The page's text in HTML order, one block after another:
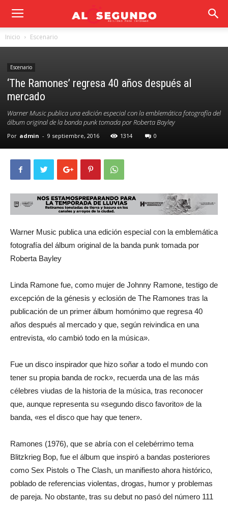
Inicio Escenario
Escenario
‘The Ramones’ regresa 40 años después al
mercado
Warner Music publica una edición especial con la emblemática fotografía del
álbum original de la banda punk tomada por Roberta Bayley
Por admin - 9 septiembre, 2016 1314 0
Warner Music publica una edición especial con la emblemática
fotografía del álbum original de la banda punk tomada por
Roberta Bayley
Linda Ramone fue, como mujer de Johnny Ramone, testigo de
excepción de la génesis y eclosión de The Ramones tras la
publicación de un primer álbum homónimo que regresa 40
años después al mercado y que, según reivindica en una
entrevista, «lo cambió todo en la música».
Fue un disco inspirador que hizo soñar a todo el mundo con
tener su propia banda de rock», recuerda una de las más
célebres viudas de la historia de la música, tras reconocer
que, aunque representa su «segundo disco favorito» de la
banda, «es el disco que hay que tener».
Ramones (1976), que se abría con el celebérrimo tema
Blitzkrieg Bop, fue el álbum que inspiró a bandas posteriores
como Sex Pistols o The Clash, un manifiesto ahora histórico,
poblado de referencias violentas, drogas, humor y problemas
de pareja. No obstante, tras su debut no pasó del número 111